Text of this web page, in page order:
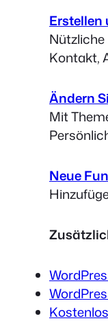
Erstellen
Nützliche
Kontakt,
Ändern
Mit
Neue